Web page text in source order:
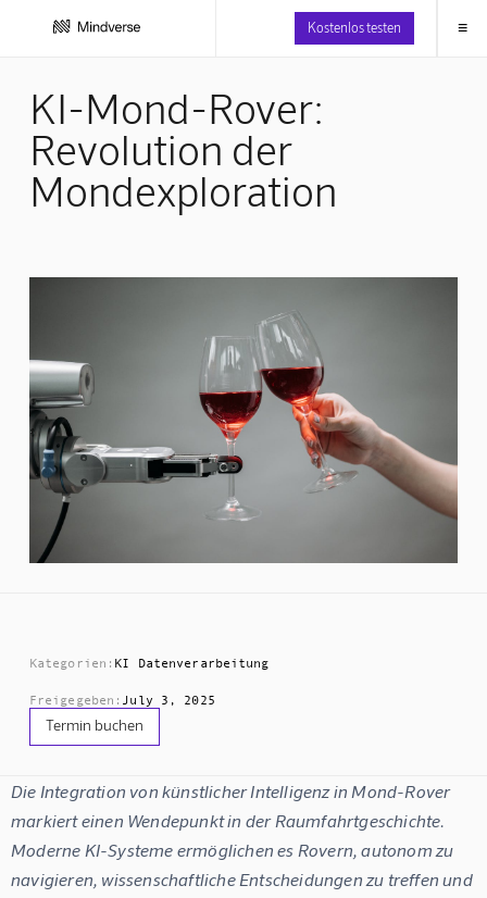
Kostenlos testen ≡
KI-Mond-Rover:
Revolution der
Mondexploration
Kategorien: KI Datenverarbeitung
Freigegeben: July 3, 2025
Termin buchen
Die Integration von künstlicher Intelligenz in Mond-Rover
markiert einen Wendepunkt in der Raumfahrtgeschichte.
Moderne KI-Systeme ermöglichen es Rovern, autonom zu
navigieren, wissenschaftliche Entscheidungen zu treffen und